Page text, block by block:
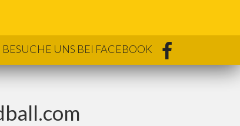
BESUCHE UNS BEI FACEBOOK